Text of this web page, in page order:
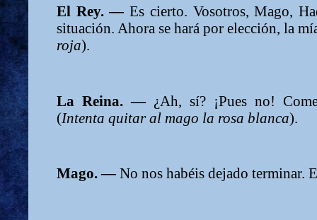
El Rey. —Es cierto. Vosotros, Mago,
situación. Ahora se hará por elección, la
roja).
La Reina. — ¿Ah, sí? ¡Pues no!
(Intenta quitar al mago la rosa blanca).
Mago. —No nos habéis dejado terminar.